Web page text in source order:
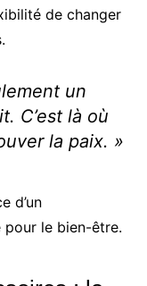
de changer
un
C’est là où
la paix. »
d’un
pour le bien-être.